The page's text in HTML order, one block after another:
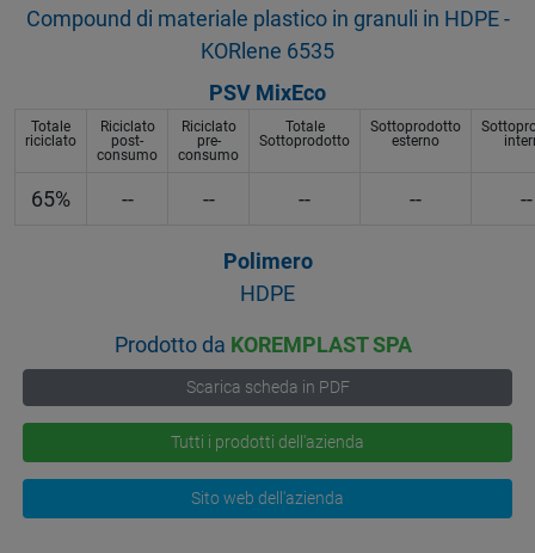
Compound di materiale plastico in granuli in HDPE -
KORlene 6535
PSV MixEco
Totale
riciclato
Riciclato
post-
consumo
Riciclato
pre-
consumo
Totale
Sottoprodotto
Sottoprodotto
esterno
65% -- -- -- -- --
Polimero
HDPE
Prodotto da KOREMPLAST SPA
Scarica scheda in PDF
Tutti i prodotti dell'azienda
Sito web dell'azienda